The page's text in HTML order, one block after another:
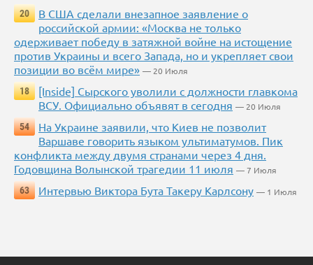
20
В США сделали внезапное заявление о
российской армии: «Москва не только
одерживает победу в затяжной войне на истощение
против Украины и всего Запада, но и укрепляет свои
позиции во всём мире» — 20 Июля
18
[Inside] Сырского уволили с должности главкома
ВСУ. Официально объявят в сегодня — 20 Июля
54
На Украине заявили, что Киев не позволит
Варшаве говорить языком ультиматумов. Пик
конфликта между двумя странами через 4 дня.
Годовщина Волынской трагедии 11 июля — 7 Июля
63
Интервью Виктора Бута Такеру Карлсону — 1 Июля